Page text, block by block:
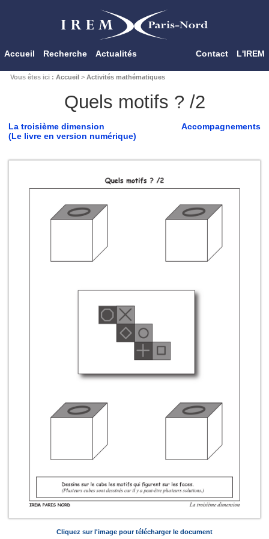
Accueil Recherche Actualités Contact L'IREM
Vous êtes ici : Accueil> Activités mathématiques
Quels motifs ? /2
Accompagnements
La troisième dimension
(Le livre en version numérique)
Cliquez sur l'image pour télécharger le document